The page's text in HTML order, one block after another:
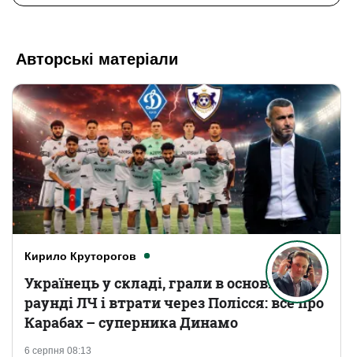
Авторські матеріали
Кирило Круторогов
6 серпня 08:13
Українець у складі, грали в основному
раунді ЛЧ і втрати через Полісся: все про
Карабах – суперника Динамо